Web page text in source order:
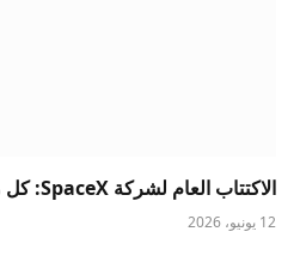
الاكتتاب العام لشركة SpaceX: كل ما تحتاج إلى معرفته
12 يونيو، 2026